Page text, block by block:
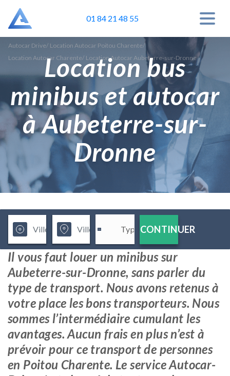
01 84 21 48 55
Autocar Drive/ Location Autocar Poitou Charente/
Location Autocar Charente/ Location Autocar Aubeterre-sur-Dronne
Location bus
minibus et autocar
à Aubeterre-sur-
Dronne
CONTINUER
Il vous faut louer un minibus sur
Aubeterre-sur-Dronne, sans parler du
type de transport. Nous avons retenus à
votre place les bons transporteurs. Nous
sommes l’intermédiaire cumulant les
avantages. Aucun frais en plus n’est à
prévoir pour ce transport de personnes
en Poitou Charente. Le service Autocar-